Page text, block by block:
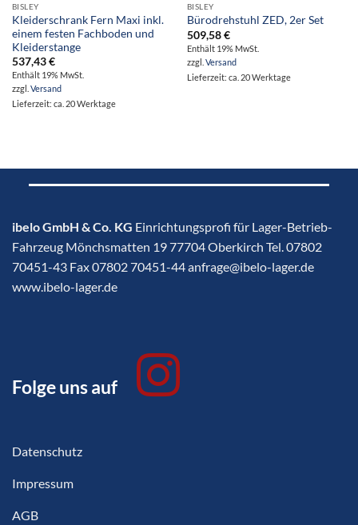
BISLEY
Kleiderschrank Fern Maxi inkl.
einem festen Fachboden und
Kleiderstange
537,43€
Enthält 19% MwSt.
zzgl. Versand
Lieferzeit: ca. 20 Werktage
BISLEY
Bürodrehstuhl ZED, 2er Set
509,58€
Enthält 19% MwSt.
zzgl. Versand
Lieferzeit: ca. 20 Werktage
ibelo GmbH & Co. KG Einrichtungsprofi für Lager-Betrieb-
Fahrzeug Mönchsmatten 19 77704 Oberkirch Tel. 07802
70451-43 Fax 07802 70451-44 anfrage@ibelo-lager.de
www.ibelo-lager.de
Folge uns auf
Datenschutz
Impressum
AGB